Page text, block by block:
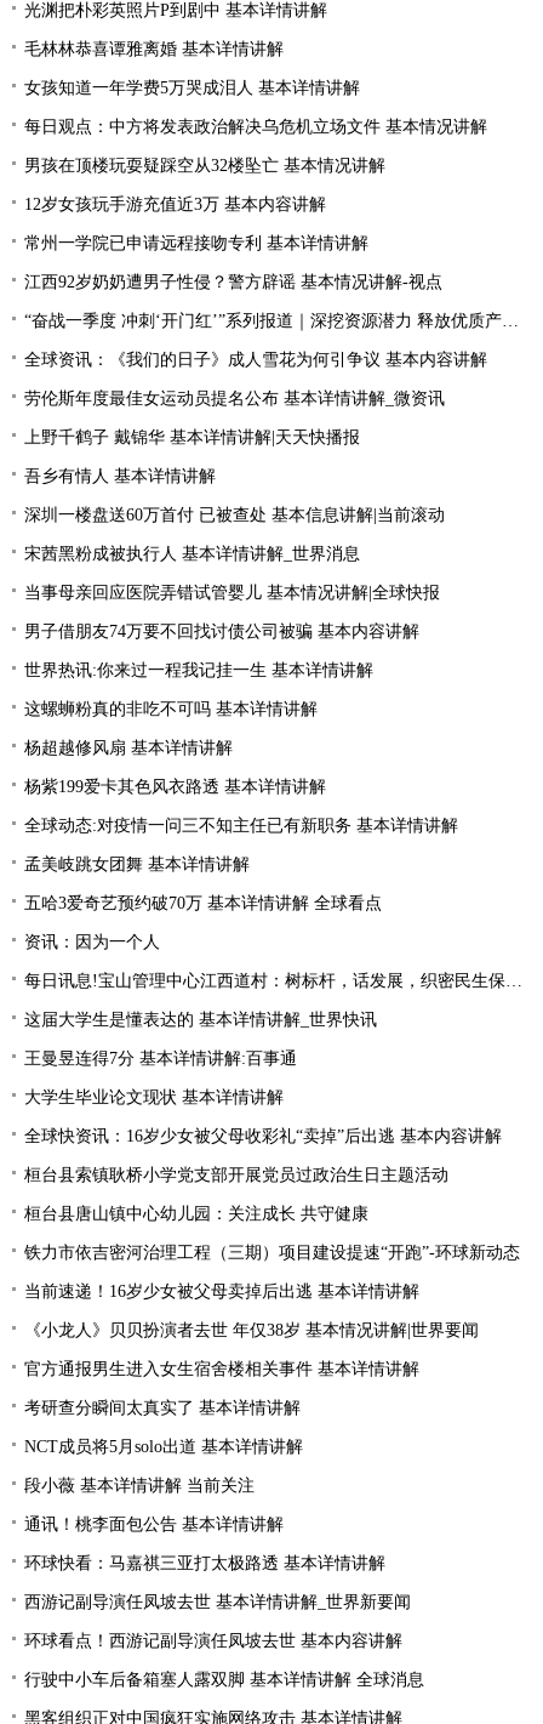
光渊把朴彩英照片P到剧中 基本详情讲解
毛林林恭喜谭雅离婚 基本详情讲解
女孩知道一年学费5万哭成泪人 基本详情讲解
每日观点：中方将发表政治解决乌危机立场文件 基本情况讲解
男孩在顶楼玩耍疑踩空从32楼坠亡 基本情况讲解
12岁女孩玩手游充值近3万 基本内容讲解
常州一学院已申请远程接吻专利 基本详情讲解
江西92岁奶奶遭男子性侵？警方辟谣 基本情况讲解-视点
“奋战一季度 冲刺‘开门红’”系列报道｜深挖资源潜力 释放优质产能——马鬃山经开区做大做强矿产品精深加工业
全球资讯：《我们的日子》成人雪花为何引争议 基本内容讲解
劳伦斯年度最佳女运动员提名公布 基本详情讲解_微资讯
上野千鹤子 戴锦华 基本详情讲解|天天快播报
吾乡有情人 基本详情讲解
深圳一楼盘送60万首付 已被查处 基本信息讲解|当前滚动
宋茜黑粉成被执行人 基本详情讲解_世界消息
当事母亲回应医院弄错试管婴儿 基本情况讲解|全球快报
男子借朋友74万要不回找讨债公司被骗 基本内容讲解
世界热讯:你来过一程我记挂一生 基本详情讲解
这螺蛳粉真的非吃不可吗 基本详情讲解
杨超越修风扇 基本详情讲解
杨紫199爱卡其色风衣路透 基本详情讲解
全球动态:对疫情一问三不知主任已有新职务 基本详情讲解
孟美岐跳女团舞 基本详情讲解
五哈3爱奇艺预约破70万 基本详情讲解 全球看点
资讯：因为一个人
每日讯息!宝山管理中心江西道村：树标杆，话发展，织密民生保障“一张网”
这届大学生是懂表达的 基本详情讲解_世界快讯
王曼昱连得7分 基本详情讲解:百事通
大学生毕业论文现状 基本详情讲解
全球快资讯：16岁少女被父母收彩礼“卖掉”后出逃 基本内容讲解
桓台县索镇耿桥小学党支部开展党员过政治生日主题活动
桓台县唐山镇中心幼儿园：关注成长 共守健康
铁力市依吉密河治理工程（三期）项目建设提速“开跑”-环球新动态
当前速递！16岁少女被父母卖掉后出逃 基本详情讲解
《小龙人》贝贝扮演者去世 年仅38岁 基本情况讲解|世界要闻
官方通报男生进入女生宿舍楼相关事件 基本详情讲解
考研查分瞬间太真实了 基本详情讲解
NCT成员将5月solo出道 基本详情讲解
段小薇 基本详情讲解 当前关注
通讯！桃李面包公告 基本详情讲解
环球快看：马嘉祺三亚打太极路透 基本详情讲解
西游记副导演任凤坡去世 基本详情讲解_世界新要闻
环球看点！西游记副导演任凤坡去世 基本内容讲解
行驶中小车后备箱塞人露双脚 基本详情讲解 全球消息
黑客组织正对中国疯狂实施网络攻击 基本详情讲解